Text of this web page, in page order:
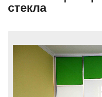
стекла